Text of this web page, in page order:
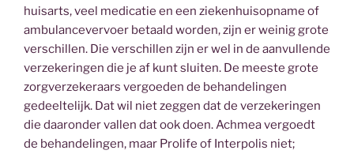
huisarts, veel medicatie en een ziekenhuisopname of
ambulancevervoer betaald worden, zijn er weinig grote
verschillen. Die verschillen zijn er wel in de aanvullende
verzekeringen die je af kunt sluiten. De meeste grote
zorgverzekeraars vergoeden de behandelingen
gedeeltelijk. Dat wil niet zeggen dat de verzekeringen
die daaronder vallen dat ook doen. Achmea vergoedt
de behandelingen, maar Prolife of Interpolis niet;